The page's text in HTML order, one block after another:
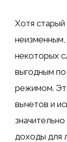
Хотя
некоторых
выгодным
режимом.
вычетов и
доходы для